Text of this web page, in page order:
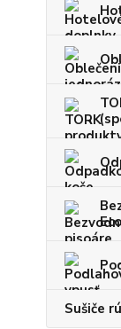
Sušiče